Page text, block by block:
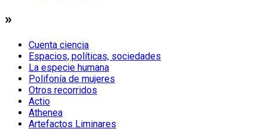
»
Cuenta ciencia
Espacios, políticas, sociedades
La especie humana
Polifonía de mujeres
Otros recorridos
Actio
Athenea
Artefactos Liminares